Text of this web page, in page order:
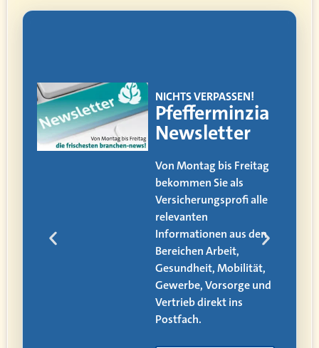
EMAGAZIN
Makler
werden
Der Weg vom AOler
und
Strukturvertriebler
zum Makler ist kein
leichter. Was es dafür
alles zu beachten
gibt, erfahren Sie in
unserem neuen
eMagazin – jetzt mit
vier neuen Artikeln!